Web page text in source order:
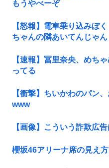
もうやべーぞ
【怒報】電車乗り込みぼ
ちゃんの隣あいてんじゃ
【速報】冨里奈央、めち
ってる
【衝撃】ちいかわのパン
www
【画像】こういう詐欺広
櫻坂46アリーナ席の見え